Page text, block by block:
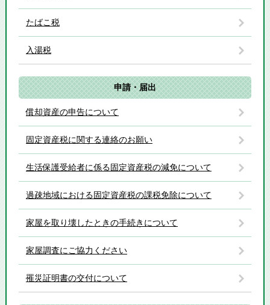
たばこ税
入湯税
申請・届出
償却資産の申告について
固定資産税に関する連絡のお願い
生活保護受給者に係る固定資産税の減免について
過疎地域における固定資産税の課税免除について
家屋を取り壊したときの手続きについて
家屋調査にご協力ください
罹災証明書の交付について